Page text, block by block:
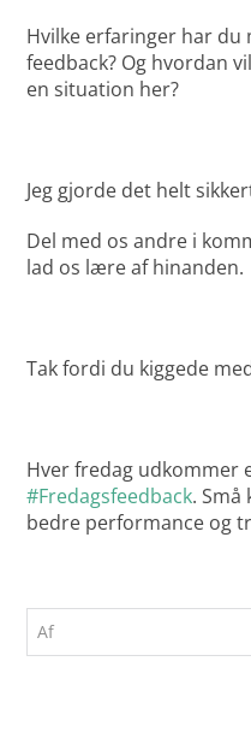
Hvilke erfaringer har du
feedback? Og hvordan
en situation her?
Jeg gjorde det helt
Del med os andre i
lad os lære af hinanden.
Tak fordi du kiggede
Hver fredag udkommer
#Fredagsfeedback.
bedre performance og
Af